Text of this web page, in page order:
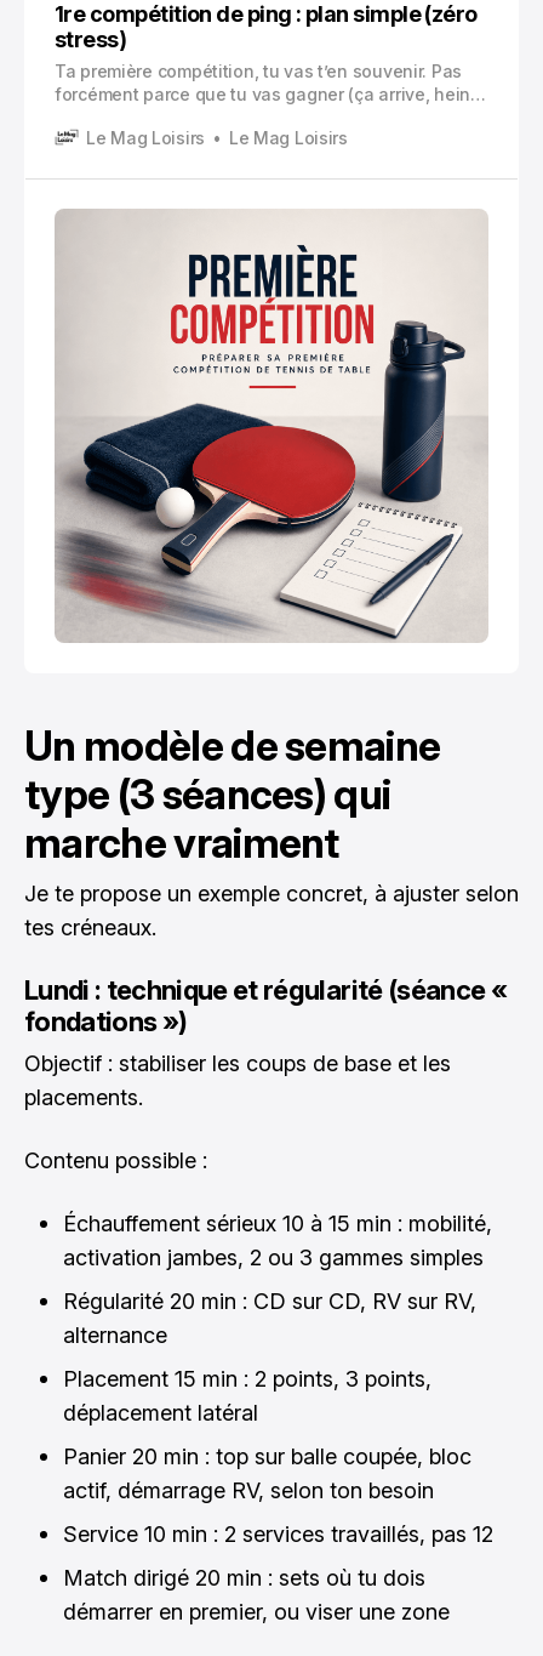
1re compétition de ping : plan simple (zéro
stress)
Ta première compétition, tu vas t’en souvenir. Pas
forcément parce que tu vas gagner (ça arrive, hein),
d’excitation, de stress, de « mais pourquoi j’ai fait ça
Le Mag Loisirs Le Mag Loisirs
Un modèle de semaine
type (3 séances) qui
marche vraiment
Je te propose un exemple concret, à ajuster selon
tes créneaux.
Lundi : technique et régularité (séance «
fondations »)
Objectif : stabiliser les coups de base et les
placements.
Contenu possible :
Échauffement sérieux 10 à 15 min : mobilité,
activation jambes, 2 ou 3 gammes simples
Régularité 20 min : CD sur CD, RV sur RV,
alternance
Placement 15 min : 2 points, 3 points,
déplacement latéral
Panier 20 min : top sur balle coupée, bloc
actif, démarrage RV, selon ton besoin
Service 10 min : 2 services travaillés, pas 12
Match dirigé 20 min : sets où tu dois
démarrer en premier, ou viser une zone